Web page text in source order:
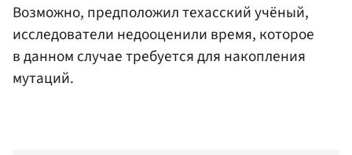
Возможно, предположил техасский учёный,
исследователи недооценили время, которое
в данном случае требуется для накопления
мутаций.